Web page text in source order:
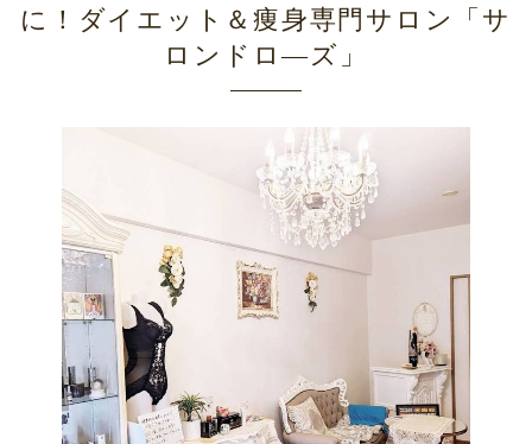
に！ダイエット＆痩身専門サロン「サ
ロンドロ―ズ」